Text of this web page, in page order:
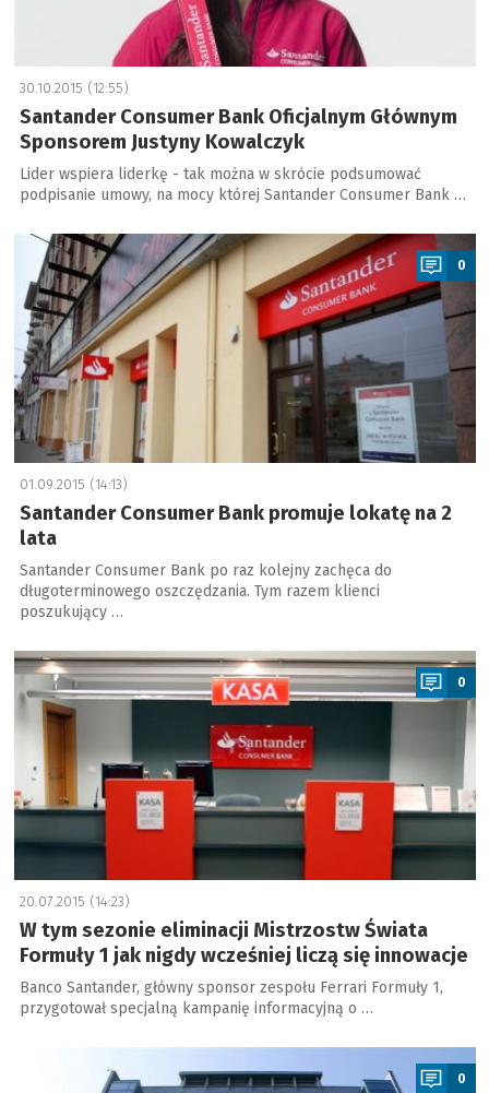
30.10.2015 (12:55)
Santander Consumer Bank Oficjalnym Głównym
Sponsorem Justyny Kowalczyk
Lider wspiera liderkę - tak można w skrócie podsumować
podpisanie umowy, na mocy której Santander Consumer Bank …
a
0
01.09.2015 (14:13)
Santander Consumer Bank promuje lokatę na 2
lata
Santander Consumer Bank po raz kolejny zachęca do
długoterminowego oszczędzania. Tym razem klienci
poszukujący …
a
0
20.07.2015 (14:23)
W tym sezonie eliminacji Mistrzostw Świata
Formuły 1 jak nigdy wcześniej liczą się innowacje
Banco Santander, główny sponsor zespołu Ferrari Formuły 1,
przygotował specjalną kampanię informacyjną o …
0